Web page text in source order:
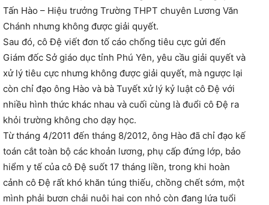
Tấn Hào – Hiệu trưởng Trường THPT chuyên Lương Văn
Chánh nhưng không được giải quyết.
Sau đó, cô Đệ viết đơn tố cáo chống tiêu cực gửi đến
Giám đốc Sở giáo dục tỉnh Phú Yên, yêu cầu giải quyết và
xử lý tiêu cực nhưng không được giải quyết, mà ngược lại
còn chỉ đạo ông Hào và bà Tuyết xử lý kỷ luật cô Đệ với
nhiều hình thức khác nhau và cuối cùng là đuổi cô Đệ ra
khỏi trường không cho dạy học.
Từ tháng 4/2011 đến tháng 8/2012, ông Hào đã chỉ đạo kế
toán cắt toàn bộ các khoản lương, phụ cấp đứng lớp, bảo
hiểm y tế của cô Đệ suốt 17 tháng liền, trong khi hoàn
cảnh cô Đệ rất khó khăn túng thiếu, chồng chết sớm, một
mình phải bươn chải nuôi hai con nhỏ còn đang lứa tuổi